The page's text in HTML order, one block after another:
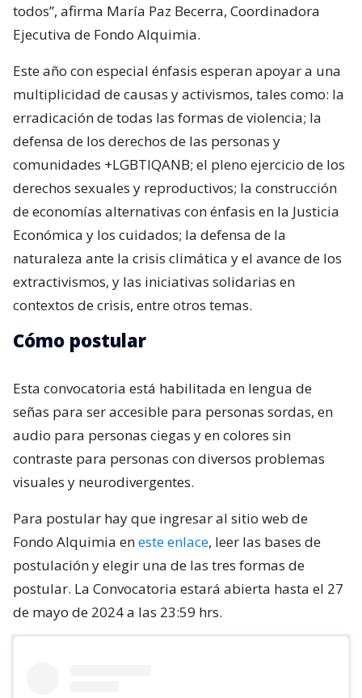
todos”, afirma María Paz Becerra, Coordinadora
Ejecutiva de Fondo Alquimia.
Este año con especial énfasis esperan apoyar a una
multiplicidad de causas y activismos, tales como: la
erradicación de todas las formas de violencia; la
defensa de los derechos de las personas y
comunidades +LGBTIQANB; el pleno ejercicio de los
derechos sexuales y reproductivos; la construcción
de economías alternativas con énfasis en la Justicia
Económica y los cuidados; la defensa de la
naturaleza ante la crisis climática y el avance de los
extractivismos, y las iniciativas solidarias en
contextos de crisis, entre otros temas.
Cómo postular
Esta convocatoria está habilitada en lengua de
señas para ser accesible para personas sordas, en
audio para personas ciegas y en colores sin
contraste para personas con diversos problemas
visuales y neurodivergentes.
Para postular hay que ingresar al sitio web de
Fondo Alquimia eneste enlace, leer las bases de
postulación y elegir una de las tres formas de
postular. La Convocatoria estará abierta hasta el 27
de mayo de 2024 a las 23:59 hrs.